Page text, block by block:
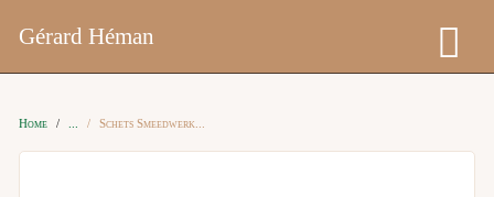
Gérard Héman
Home Schets Smeedwerk